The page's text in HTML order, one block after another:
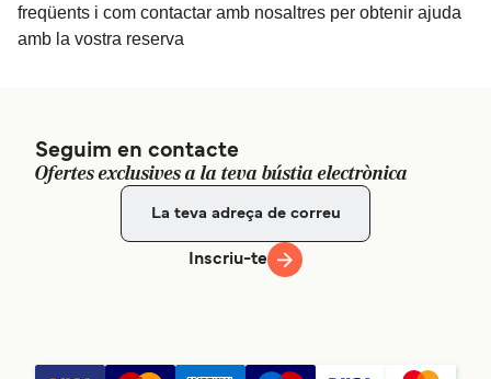
freqüents i com contactar amb nosaltres per obtenir ajuda
amb la vostra reserva
Seguim en contacte
Ofertes exclusives a la teva bústia electrònica
Inscriu-te